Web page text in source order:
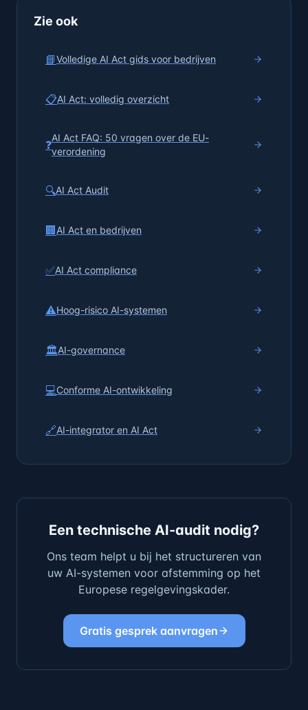
Zie ook
📘Volledige AI Act gids voor bedrijven
📋AI Act: volledig overzicht
❓
AI Act FAQ: 50 vragen over de EU-
verordening
🔍AI Act Audit
🏢 AI Act en bedrijven
✅AI Act compliance
⚠️Hoog-risico AI-systemen
🏛️AI-governance
💻Conforme AI-ontwikkeling
🔗AI-integrator en AI Act
Een technische AI-audit nodig?
Ons team helpt u bij het structureren van
uw AI-systemen voor afstemming op het
Europese regelgevingskader.
Gratis gesprek aanvragen